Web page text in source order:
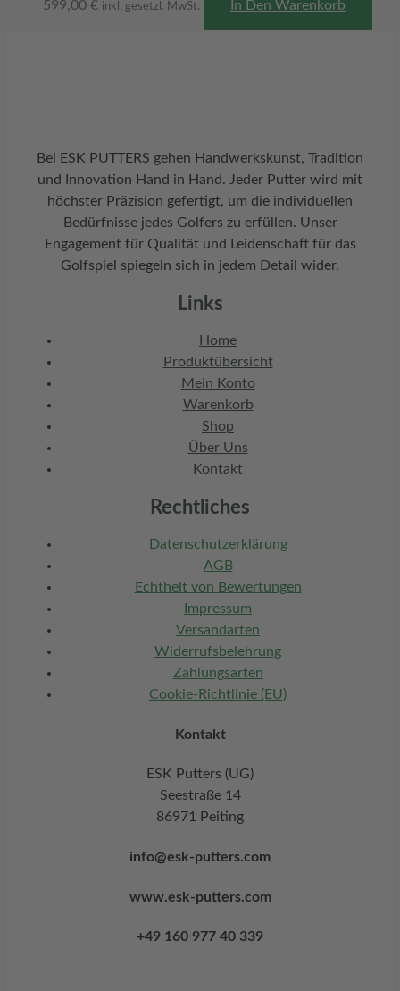
599,00 € inkl. gesetzl. MwSt. In Den Warenkorb
Bei ESK PUTTERS gehen Handwerkskunst, Tradition
und Innovation Hand in Hand. Jeder Putter wird mit
höchster Präzision gefertigt, um die individuellen
Bedürfnisse jedes Golfers zu erfüllen. Unser
Engagement für Qualität und Leidenschaft für das
Golfspiel spiegeln sich in jedem Detail wider.
Links
Home
Produktübersicht
Mein Konto
Warenkorb
Shop
Über Uns
Kontakt
Rechtliches
Datenschutzerklärung
AGB
Echtheit von Bewertungen
Impressum
Versandarten
Widerrufsbelehrung
Zahlungsarten
Cookie-Richtlinie (EU)
Kontakt
ESK Putters (UG)
Seestraße 14
86971 Peiting
info@esk-putters.com
www.esk-putters.com
+49 160 977 40 339